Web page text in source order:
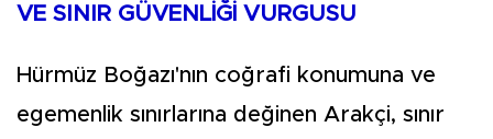
VE SINIR GÜVENLİĞİ VURGUSU
Hürmüz Boğazı'nın coğrafi konumuna ve
egemenlik sınırlarına değinen Arakçi, sınır